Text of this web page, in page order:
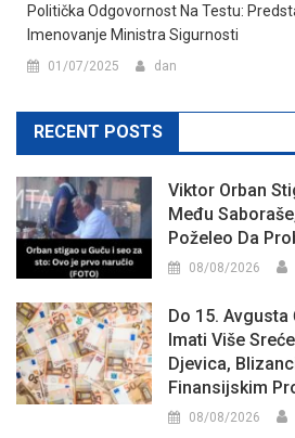
Politička Odgovornost Na Testu:
Imenovanje Ministra Sigurnosti
01/07/2025 dan
RECENT POSTS
Viktor Orban
Među
Poželeo Da
08/08/2026
Do 15.
Imati Više
Djevica,
Finansijskim
08/08/2026